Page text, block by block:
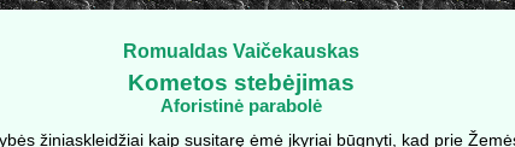
Romualdas Vaičekauskas
Kometos stebėjimas
Aforistinė parabolė
žiniaskleidžiai kaip susitarę ėmė įkyriai būgnyti, kad prie